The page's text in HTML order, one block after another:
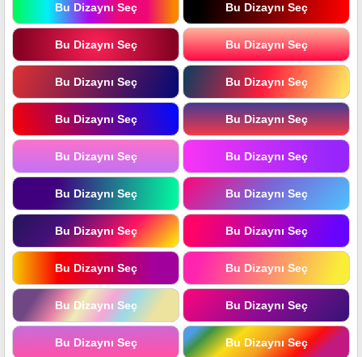
Bu Dizaynı Seç Bu Dizaynı Seç
Bu Dizaynı Seç Bu Dizaynı Seç
Bu Dizaynı Seç Bu Dizaynı Seç
Bu Dizaynı Seç Bu Dizaynı Seç
Bu Dizaynı Seç Bu Dizaynı Seç
Bu Dizaynı Seç Bu Dizaynı Seç
Bu Dizaynı Seç Bu Dizaynı Seç
Bu Dizaynı Seç Bu Dizaynı Seç
Bu Dizaynı Seç Bu Dizaynı Seç
Bu Dizaynı Seç Bu Dizaynı Seç